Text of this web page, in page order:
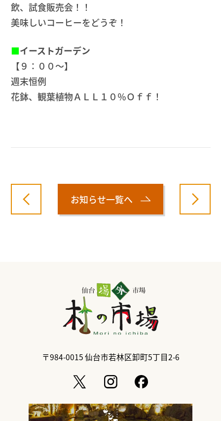
飲、試食販売会！！
美味しいコーヒーをどうぞ！
■イーストガーデン
【９：００～】
週末恒例
花鉢、観葉植物ＡＬＬ１０％Ｏｆｆ！
お知らせ一覧へ
〒984-0015仙台市若林区卸町5丁目2-6